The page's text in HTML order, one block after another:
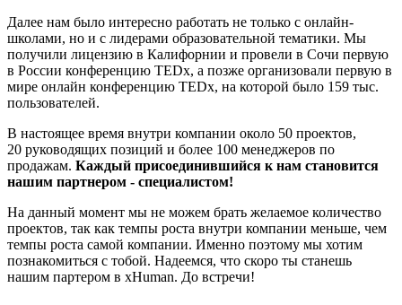
Далее нам было интересно работать не только с онлайн-
школами, но и с лидерами образовательной тематики. Мы
получили лицензию в Калифорнии и провели в Сочи первую
в России конференцию TEDx, а позже организовали первую в
мире онлайн конференцию TEDx, на которой было 159 тыс.
пользователей.
В настоящее время внутри компании около 50 проектов,
20 руководящих позиций и более 100 менеджеров по
продажам. Каждый присоединившийся к нам становится
нашим партнером - специалистом!
На данный момент мы не можем брать желаемое количество
проектов, так как темпы роста внутри компании меньше, чем
темпы роста самой компании. Именно поэтому мы хотим
познакомиться с тобой. Надеемся, что скоро ты станешь
нашим партером в xHuman. До встречи!